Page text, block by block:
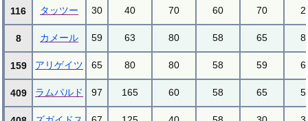
116 タッツー 30 40 70 60 70
8 カメール 59 63 80 58 65
159 アリゲイツ 65 80 80 58 59
409 ラムパルド 97 165 60 58 65